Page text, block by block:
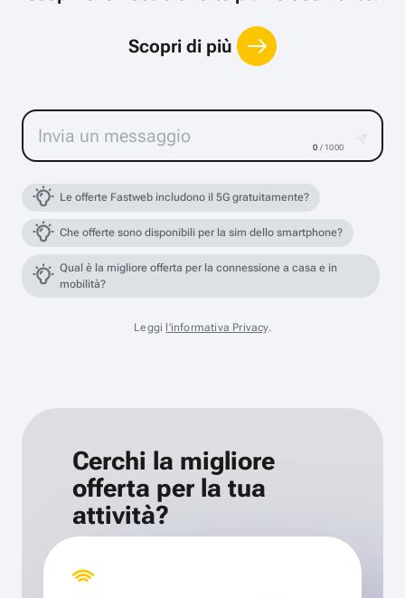
Scopri di più
0 / 1000
Le offerte Fastweb includono il 5G gratuitamente?
Che offerte sono disponibili per la sim dello smartphone?
Qual è la migliore offerta per la connessione a casa e in
mobilità?
Leggi l'informativa Privacy.
Cerchi la migliore
offerta per la tua
attività?